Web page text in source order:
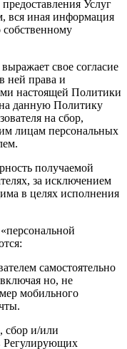
Услуг
вся иная информация
собственному
свое согласие
ней права и
настоящей Политики
данную Политику
на сбор,
лицам персональных
получаемой
за исключением
в целях исполнения
самостоятельно
но, не
мобильного
сбор и/или
Регулирующих